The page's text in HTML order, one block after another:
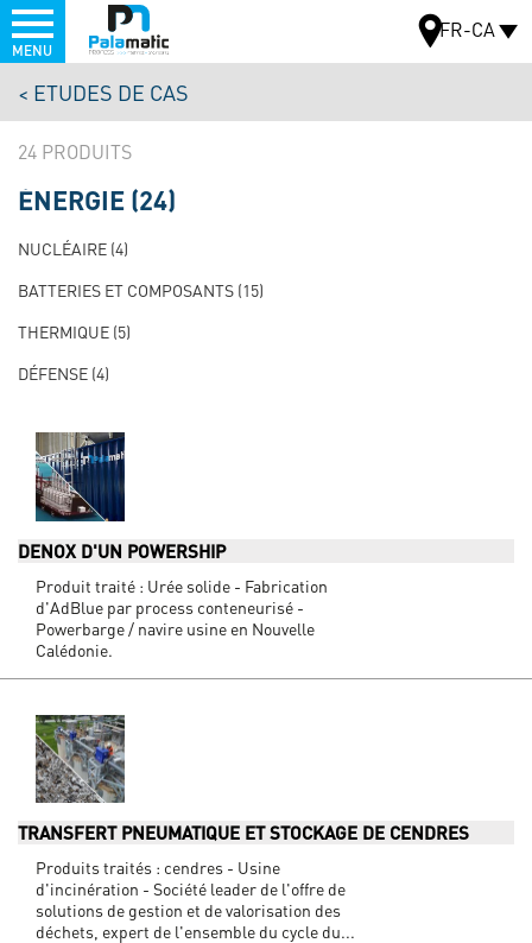
au
contenu
principal
Menu
CARTE
FR-CA
MENU
ETUDES DE CAS
24
NAVIGATION
TEST
ÉNERGIE (24)
NUCLÉAIRE (4)
BATTERIES ET COMPOSANTS (15)
THERMIQUE (5)
DÉFENSE (4)
DENOX D'UN POWERSHIP
Produit traité : Urée solide - Fabrication
d'AdBlue par process conteneurisé -
Powerbarge / navire usine en Nouvelle
Calédonie.
TRANSFERT PNEUMATIQUE ET STOCKAGE DE CENDRES
Produits traités : cendres - Usine
d'incinération - Société leader de l'offre de
solutions de gestion et de valorisation des
déchets, expert de l'ensemble du cycle du...